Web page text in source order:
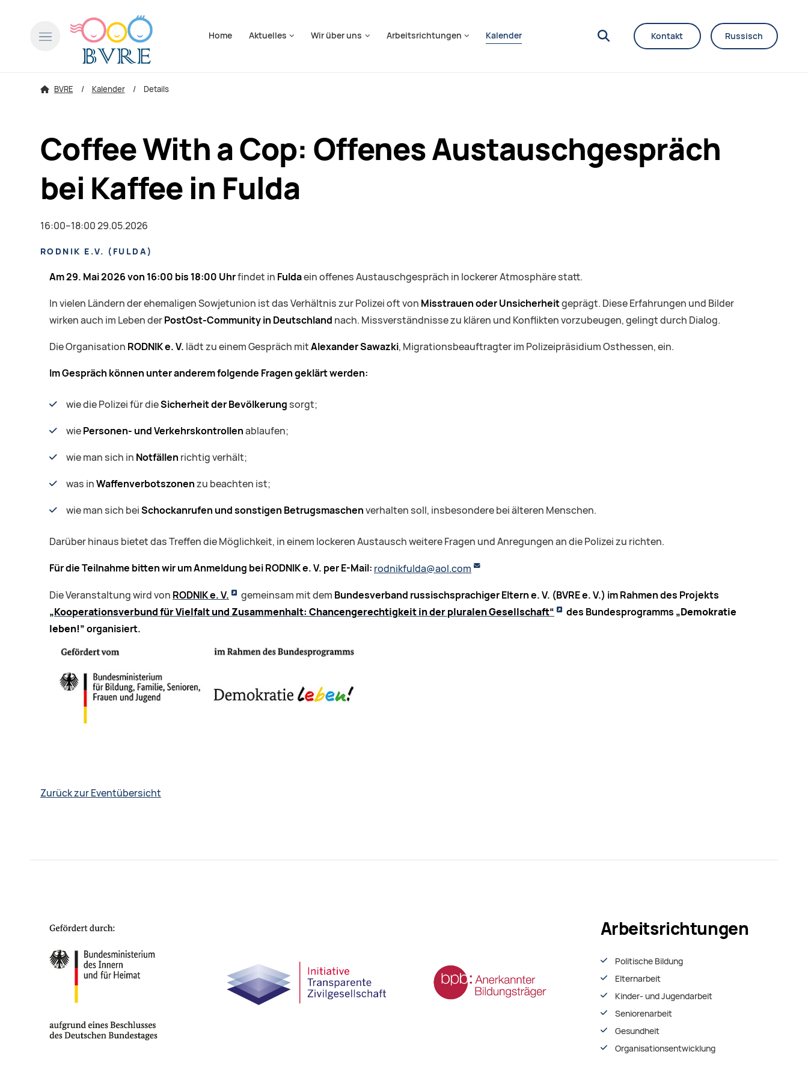
Home
Aktuelles Wir über uns Arbeitsrichtungen Kalender Kontakt Russisch
BVRE Kalender Details
Coffee With a Cop: Offenes Austauschgespräch
bei Kaffee in Fulda
16:00–18:00 29.05.2026
RODNIK E.V. ( FULDA)
Am 29. Mai 2026 von 16:00 bis 18:00 Uhrfindet in Fuldaein offenes Austauschgespräch in lockerer Atmosphäre statt.
In vielen Ländern der ehemaligen Sowjetunion ist das Verhältnis zur Polizei oft von Misstrauen oder Unsicherheitgeprägt. Diese Erfahrungen und Bilder
wirken auch im Leben derPostOst-Community in Deutschland nach. Missverständnisse zu klären und Konflikten vorzubeugen, gelingt durch Dialog.
Die Organisation RODNIK e. V. lädt zu einem Gespräch mitAlexander Sawazki, Migrationsbeauftragter im Polizeipräsidium Osthessen, ein.
Im Gespräch können unter anderem folgende Fragen geklärt werden:
wie die Polizei für dieSicherheit der Bevölkerungsorgt;
wiePersonen- und Verkehrskontrollenablaufen;
wie man sich in Notfällen richtig verhält;
was inWaffenverbotszonenzu beachten ist;
wie man sich beiSchockanrufen und sonstigen Betrugsmaschenverhalten soll, insbesondere bei älteren Menschen.
Darüber hinaus bietet das Treffen die Möglichkeit, in einem lockeren Austausch weitere Fragen und Anregungen an die Polizei zu richten.
Für die Teilnahme bitten wir um Anmeldung bei RODNIK e. V. per E-Mail: rodnikfulda@aol.com
Die Veranstaltung wird von RODNIK e. V. gemeinsam mit dem Bundesverband russischsprachiger Eltern e. V. (BVRE e. V.) im Rahmen des Projekts
„Kooperationsverbund für Vielfalt und Zusammenhalt: Chancengerechtigkeit in der pluralen Gesellschaft“
des Bundesprogramms „Demokratie
leben!”organisiert.
Zurück zur Eventübersicht
Arbeitsrichtungen
Politische Bildung
Elternarbeit
Kinder- und Jugendarbeit
Seniorenarbeit
Gesundheit
Organisationsentwiсklung